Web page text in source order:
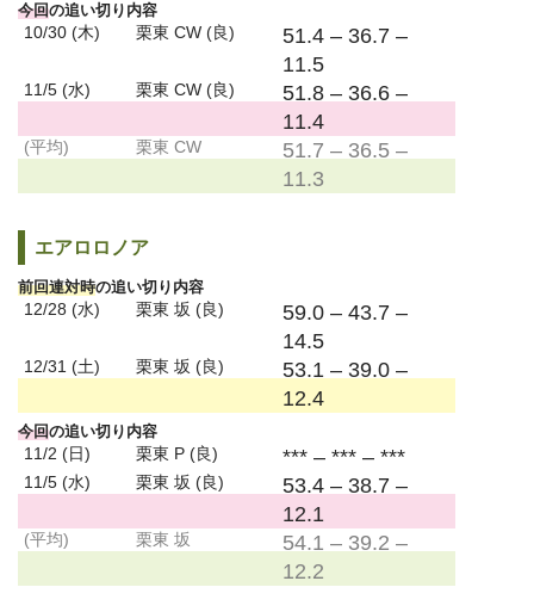
今回の追い切り内容
10/30 (木) 栗東 CW (良)
51.4 – 36.7 –
11.5
11/5 (水) 栗東 CW (良)
51.8 – 36.6 –
11.4
(平均) 栗東 CW
51.7 – 36.5 –
11.3
エアロロノア
前回連対時の追い切り内容
12/28 (水) 栗東 坂 (良)
59.0 – 43.7 –
14.5
12/31 (土) 栗東 坂 (良)
53.1 – 39.0 –
12.4
今回の追い切り内容
11/2 (日) 栗東 P (良) *** – *** – ***
11/5 (水) 栗東 坂 (良)
53.4 – 38.7 –
12.1
(平均) 栗東 坂
54.1 – 39.2 –
12.2